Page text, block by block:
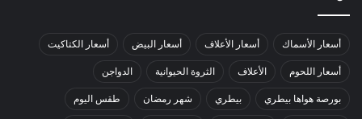
أسعار الأسماك أسعار الأعلاف أسعار البيض أسعار الكتاكيت
أسعار اللحوم الأعلاف الثروة الحيوانية الدواجن
بورصة هواها بيطري بيطري شهر رمضان طقس اليوم